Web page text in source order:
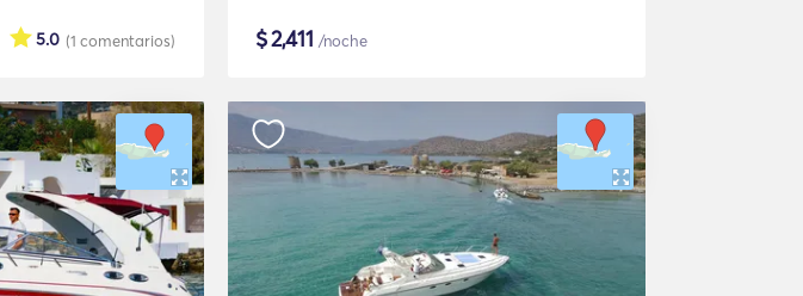
(1 comentarios)
5.0 $2,411 /noche